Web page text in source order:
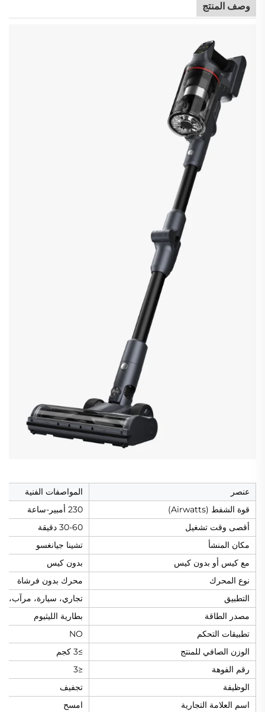
وصف المنتج
عنصر
المواصفات الفنية
قوة الشفط (Airwatts)
230 أمبير-ساعة
أقصى وقت تشغيل
30-60 دقيقة
مكان المنشأ
تشينا جيانغسو
مع كيس أو بدون كيس
بدون كيس
نوع المحرك
محرك بدون فرشاة
التطبيق
تجاري، سيارة، مرآب،
مصدر الطاقة
بطارية الليثيوم
تطبيقات التحكم
NO
الوزن الصافي للمنتج
≥3 كجم
رقم الفوهة
≤3
الوظيفة
تجفيف
اسم العلامة التجارية
امسح